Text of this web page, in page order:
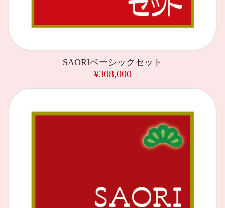
SAORIベーシックセット
¥308,000